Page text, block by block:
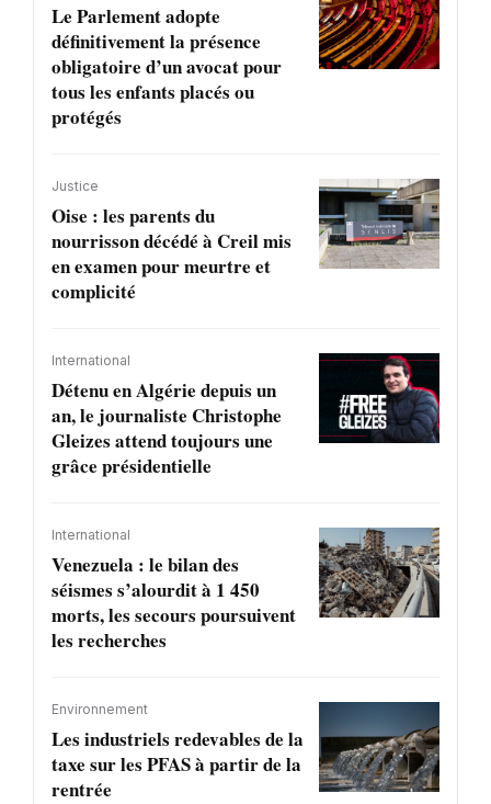
Le Parlement adopte
définitivement la présence
obligatoire d’un avocat pour
tous les enfants placés ou
protégés
Justice
Oise : les parents du
nourrisson décédé à Creil mis
en examen pour meurtre et
complicité
International
Détenu en Algérie depuis un
an, le journaliste Christophe
Gleizes attend toujours une
grâce présidentielle
International
Venezuela : le bilan des
séismes s’alourdit à 1 450
morts, les secours poursuivent
les recherches
Environnement
Les industriels redevables de la
taxe sur les PFAS à partir de la
rentrée